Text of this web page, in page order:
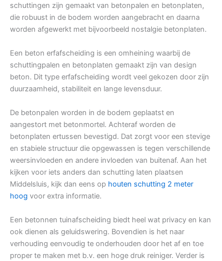
schuttingen zijn gemaakt van betonpalen en betonplaten,
die robuust in de bodem worden aangebracht en daarna
worden afgewerkt met bijvoorbeeld nostalgie betonplaten.
Een beton erfafscheiding is een omheining waarbij de
schuttingpalen en betonplaten gemaakt zijn van design
beton. Dit type erfafscheiding wordt veel gekozen door zijn
duurzaamheid, stabiliteit en lange levensduur.
De betonpalen worden in de bodem geplaatst en
aangestort met betonmortel. Achteraf worden de
betonplaten ertussen bevestigd. Dat zorgt voor een stevige
en stabiele structuur die opgewassen is tegen verschillende
weersinvloeden en andere invloeden van buitenaf. Aan het
kijken voor iets anders dan schutting laten plaatsen
Middelsluis, kijk dan eens op houten schutting 2 meter
hoog voor extra informatie.
Een betonnen tuinafscheiding biedt heel wat privacy en kan
ook dienen als geluidswering. Bovendien is het naar
verhouding eenvoudig te onderhouden door het af en toe
proper te maken met b.v. een hoge druk reiniger. Verder is